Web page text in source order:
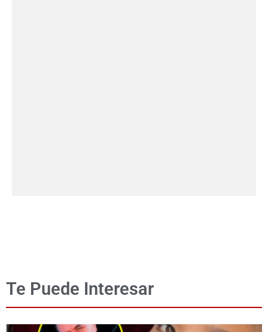
Te Puede Interesar